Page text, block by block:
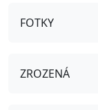
FOTKY
ZROZENÁ